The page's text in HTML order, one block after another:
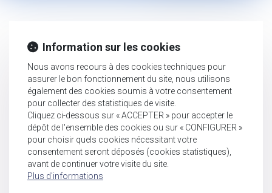
Information sur les cookies
Nous avons recours à des cookies techniques pour
assurer le bon fonctionnement du site, nous utilisons
également des cookies soumis à votre consentement
pour collecter des statistiques de visite.
Cliquez ci-dessous sur « ACCEPTER » pour accepter le
dépôt de l'ensemble des cookies ou sur « CONFIGURER »
pour choisir quels cookies nécessitant votre
consentement seront déposés (cookies statistiques),
avant de continuer votre visite du site.
Plus d'informations